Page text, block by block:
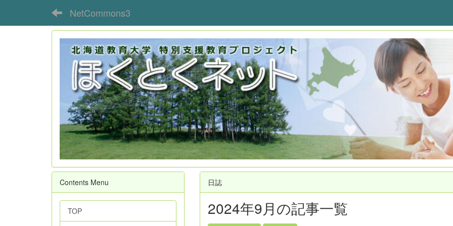
NetCommons3
日誌
2024年9月の記事一覧
Contents Menu
TOP